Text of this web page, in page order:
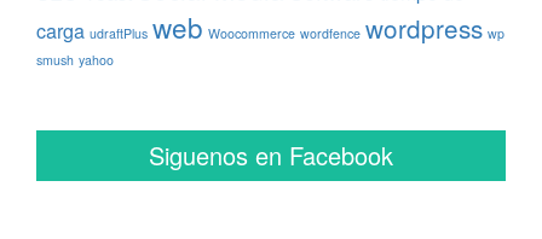
carga udraftPlus web Woocommerce wordfence wordpress wp
smush yahoo
Siguenos en Facebook